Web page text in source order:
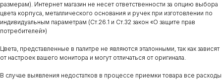
размерам). Интернет магазин не несет ответственности за опцию выбора
цвета корпуса, металлического основания и ручек при изготовлении по
индивидуальным параметрам (Ст.26.1 и Ст.32 закон «О защите прав
потребителей»)
Цвета, представленные в палитре не являются эталонными, так как зависят
от настроек вашего монитора и могут отличаться от оригинала.
В случае выявления недостатков в процессе приемки товара все расходы